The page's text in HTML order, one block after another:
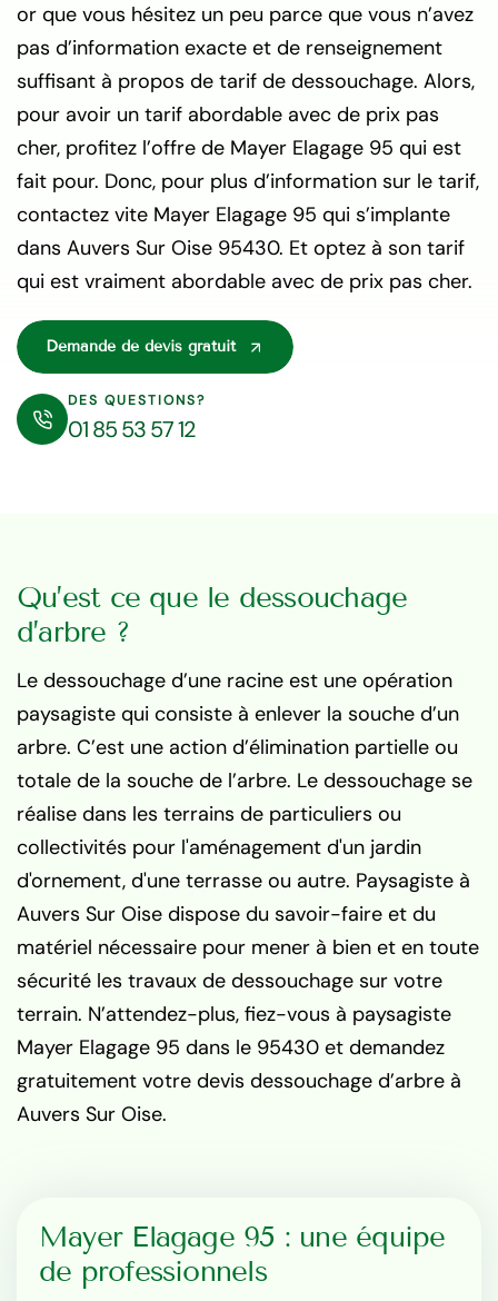
or que vous hésitez un peu parce que vous n’avez
pas d’information exacte et de renseignement
suffisant à propos de tarif de dessouchage. Alors,
pour avoir un tarif abordable avec de prix pas
cher, profitez l’offre de Mayer Elagage 95 qui est
fait pour. Donc, pour plus d’information sur le tarif,
contactez vite Mayer Elagage 95 qui s’implante
dans Auvers Sur Oise 95430. Et optez à son tarif
qui est vraiment abordable avec de prix pas cher.
Demande de devis gratuit
DES QUESTIONS?
01 85 53 57 12
Qu’est ce que le dessouchage
d’arbre ?
Le dessouchage d’une racine est une opération
paysagiste qui consiste à enlever la souche d’un
arbre. C’est une action d’élimination partielle ou
totale de la souche de l’arbre. Le dessouchage se
réalise dans les terrains de particuliers ou
collectivités pour l'aménagement d'un jardin
d'ornement, d'une terrasse ou autre. Paysagiste à
Auvers Sur Oise dispose du savoir-faire et du
matériel nécessaire pour mener à bien et en toute
sécurité les travaux de dessouchage sur votre
terrain. N’attendez-plus, fiez-vous à paysagiste
Mayer Elagage 95 dans le 95430 et demandez
gratuitement votre devis dessouchage d’arbre à
Auvers Sur Oise.
Mayer Elagage 95 : une équipe
de professionnels